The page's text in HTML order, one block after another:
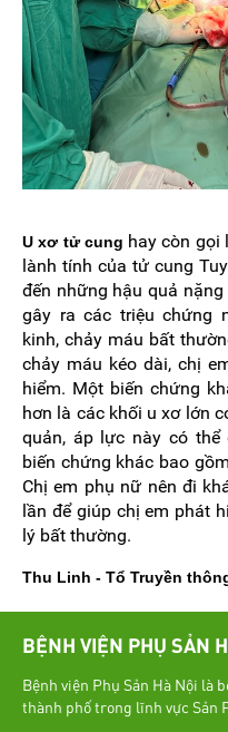
U xơ tử cung hay còn gọi
lành tính của tử cung
đến những hậu quả
gây ra các triệu chứng
kinh, chảy máu bất
chảy máu kéo dài, chị
hiểm. Một biến chứng
hơn là các khối u xơ lớn
quản, áp lực này có thể
biến chứng khác bao
Chị em phụ nữ nên đi
lần để giúp chị em phát
lý bất thường.
Thu Linh - Tổ Truyền
BỆNH VIỆN PHỤ SẢN
Bệnh viện Phụ Sản Hà Nội là
thành phố trong lĩnh vực Sản